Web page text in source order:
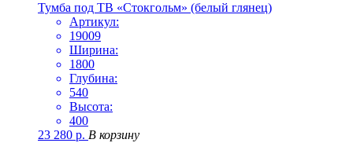
Тумба под ТВ «Стокгольм» (белый глянец)
Артикул:
19009
Ширина:
1800
Глубина:
540
Высота:
400
23 280 р. В корзину